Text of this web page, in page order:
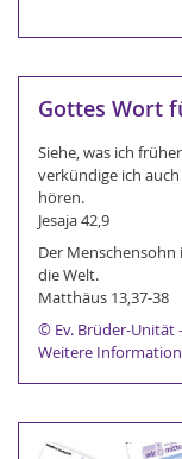
Gottes Wort
Siehe, was ich
verkündige ich auch
hören.
Jesaja 42,9
Der Menschensohn
die Welt.
Matthäus 13,37-38
© Ev. Brüder-Unität
Weitere